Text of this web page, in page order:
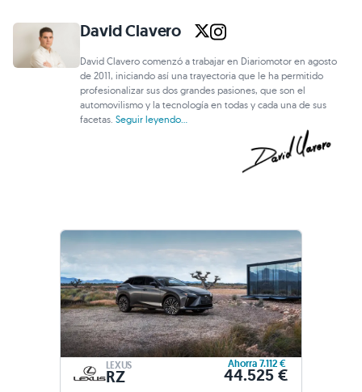
David Clavero
David Clavero comenzó a trabajar en Diariomotor en agosto
de 2011, iniciando así una trayectoria que le ha permitido
profesionalizar sus dos grandes pasiones, que son el
automovilismo y la tecnología en todas y cada una de sus
facetas.Seguir leyendo...
LEXUS
RZ
Ahorra 7.112 €
44.525 €